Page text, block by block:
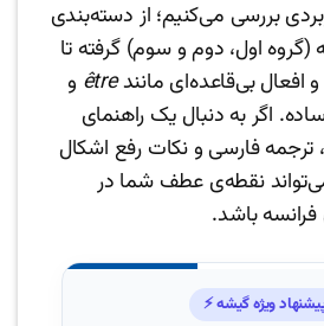
بررسی می‌کنیم؛ از دسته‌بندی
(گروه اول، دوم و سوم) گرفته تا
افعال بی‌قاعده‌ای مانندêtre و
اگر به دنبال یک راهنمای
ترجمه فارسی و نکات رفع اشکال
نقطه‌ی عطف شما در
فرانسه باشد.
ویژه گیشه ⚡